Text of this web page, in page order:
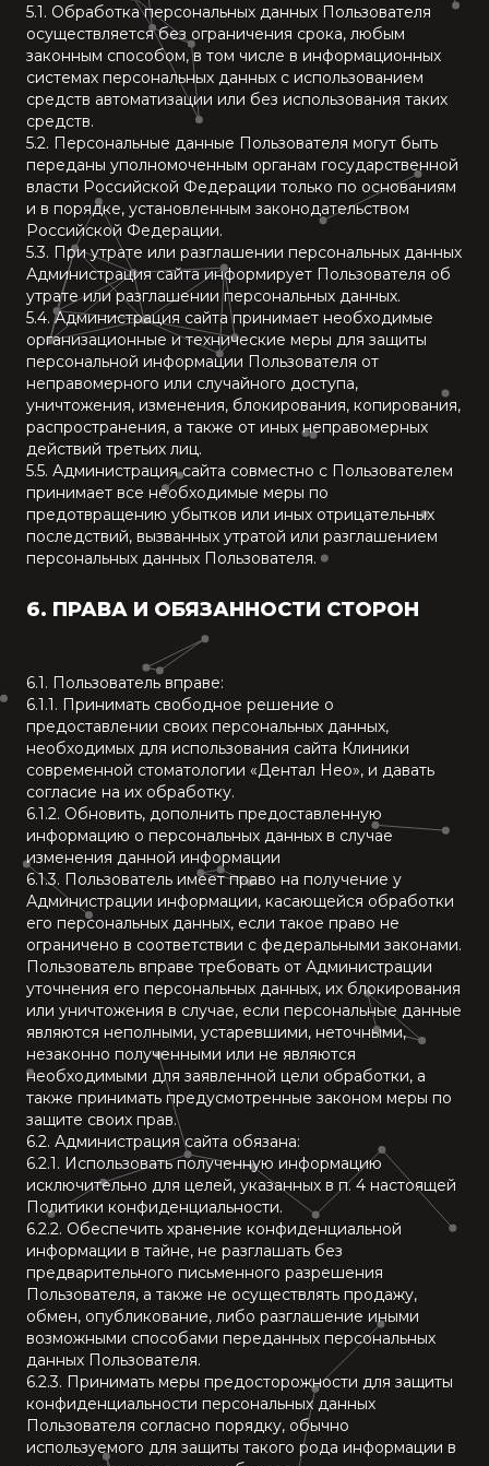
5.1. Обработка персональных данных Пользователя
осуществляется без ограничения срока, любым
законным способом, в том числе в информационных
системах персональных данных с использованием
средств автоматизации или без использования таких
средств.
5.2. Персональные данные Пользователя могут быть
переданы уполномоченным органам государственной
власти Российской Федерации только по основаниям
и в порядке, установленным законодательством
Российской Федерации.
5.3. При утрате или разглашении персональных данных
Администрация сайта информирует Пользователя об
утрате или разглашении персональных данных.
5.4. Администрация сайта принимает необходимые
организационные и технические меры для защиты
персональной информации Пользователя от
неправомерного или случайного доступа,
уничтожения, изменения, блокирования, копирования,
распространения, а также от иных неправомерных
действий третьих лиц.
5.5. Администрация сайта совместно с Пользователем
принимает все необходимые меры по
предотвращению убытков или иных отрицательных
последствий, вызванных утратой или разглашением
персональных данных Пользователя.
6. ПРАВА И ОБЯЗАННОСТИ СТОРОН
6.1. Пользователь вправе:
6.1.1. Принимать свободное решение о
предоставлении своих персональных данных,
необходимых для использования сайта Клиники
современной стоматологии «Дентал Нео», и давать
согласие на их обработку.
6.1.2. Обновить, дополнить предоставленную
информацию о персональных данных в случае
изменения данной информации
6.1.3. Пользователь имеет право на получение у
Администрации информации, касающейся обработки
его персональных данных, если такое право не
ограничено в соответствии с федеральными законами.
Пользователь вправе требовать от Администрации
уточнения его персональных данных, их блокирования
или уничтожения в случае, если персональные данные
являются неполными, устаревшими, неточными,
незаконно полученными или не являются
необходимыми для заявленной цели обработки, а
также принимать предусмотренные законом меры по
защите своих прав.
6.2. Администрация сайта обязана:
6.2.1. Использовать полученную информацию
исключительно для целей, указанных в п. 4 настоящей
Политики конфиденциальности.
6.2.2. Обеспечить хранение конфиденциальной
информации в тайне, не разглашать без
предварительного письменного разрешения
Пользователя, а также не осуществлять продажу,
обмен, опубликование, либо разглашение иными
возможными способами переданных персональных
данных Пользователя.
6.2.3. Принимать меры предосторожности для защиты
конфиденциальности персональных данных
Пользователя согласно порядку, обычно
используемого для защиты такого рода информации в